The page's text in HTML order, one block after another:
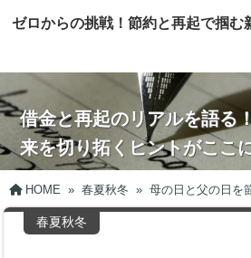
ゼロからの挑戦！節約と再起で掴む
借金と再起のリアルを語る
来を切り拓くヒントがここ
HOME » 春夏秋冬 » 母の日と父の日を
春夏秋冬